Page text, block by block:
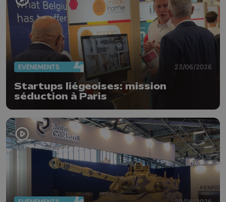
EVÈNEMENTS 23/06/2026
Startups liégeoises: mission
séduction à Paris